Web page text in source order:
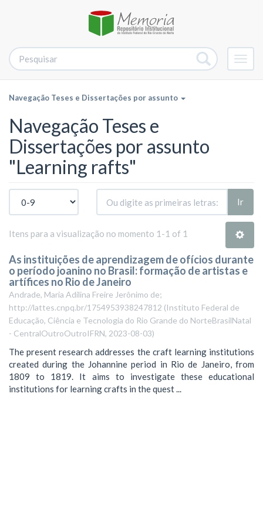
Navegação Teses e Dissertações por assunto
Navegação Teses e
Dissertações por assunto
"Learning rafts"
Ir
Itens para a visualização no momento 1-1 of 1
As instituições de aprendizagem de ofícios durante
o período joanino no Brasil: formação de artistas e
artífices no Rio de Janeiro
Andrade, Maria Adilina Freire Jerônimo de;
http://lattes.cnpq.br/1754953938247812 (Instituto Federal de
Educação, Ciência e Tecnologia do Rio Grande do NorteBrasilNatal
- CentralOutroOutroIFRN, 2023-08-03)
The present research addresses the craft learning institutions
created during the Johannine period in Rio de Janeiro, from
1809 to 1819. It aims to investigate these educational
institutions for learning crafts in the quest ...